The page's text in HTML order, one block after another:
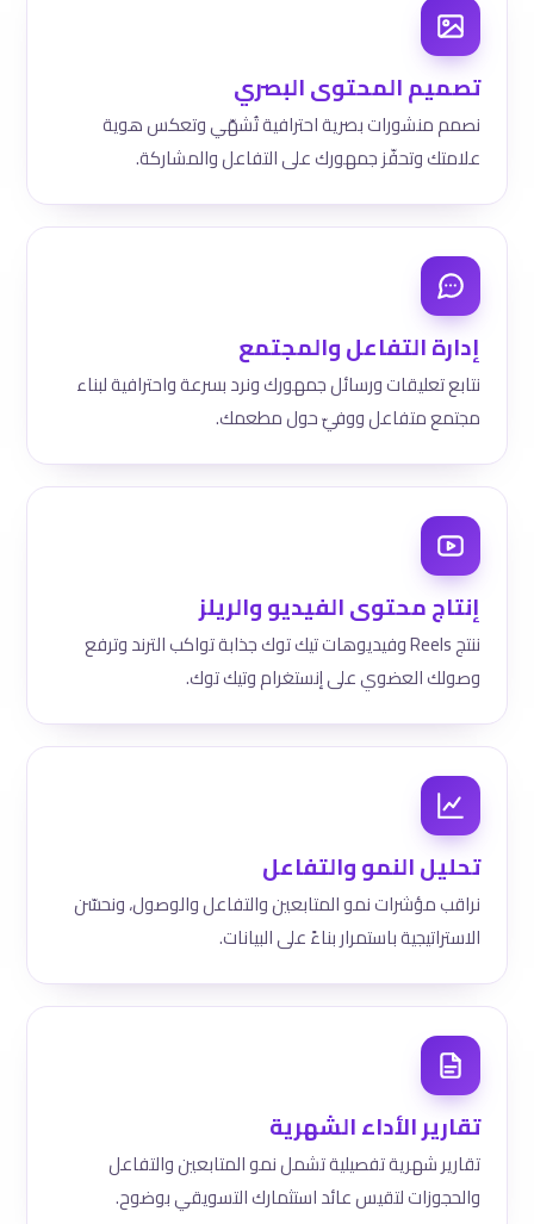
تصميم المحتوى البصري
نصمم منشورات بصرية احترافية تُشهّي وتعكس هوية
علامتك وتحفّز جمهورك على التفاعل والمشاركة.
إدارة التفاعل والمجتمع
نتابع تعليقات ورسائل جمهورك ونرد بسرعة واحترافية لبناء
مجتمع متفاعل ووفيّ حول مطعمك.
إنتاج محتوى الفيديو والريلز
ننتج Reels وفيديوهات تيك توك جذابة تواكب الترند وترفع
وصولك العضوي على إنستغرام وتيك توك.
تحليل النمو والتفاعل
نراقب مؤشرات نمو المتابعين والتفاعل والوصول، ونحسّن
الاستراتيجية باستمرار بناءً على البيانات.
تقارير الأداء الشهرية
تقارير شهرية تفصيلية تشمل نمو المتابعين والتفاعل
والحجوزات لتقيس عائد استثمارك التسويقي بوضوح.